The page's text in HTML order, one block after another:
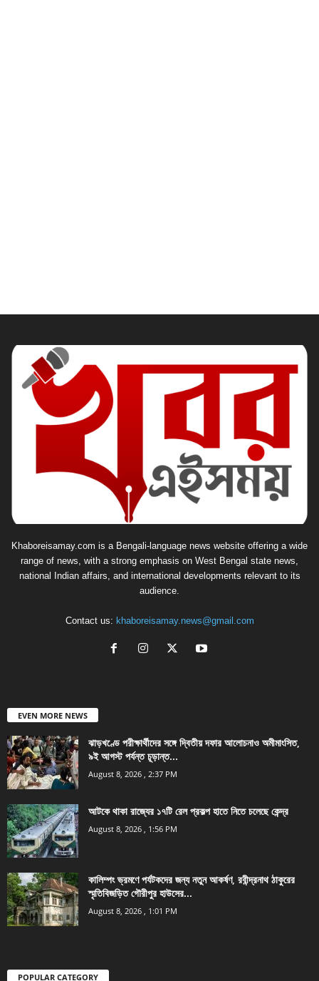
Khaboreisamay.com is a Bengali-language news website offering a wide
range of news, with a strong emphasis on West Bengal state news,
national Indian affairs, and international developments relevant to its
audience.
Contact us: khaboreisamay.news@gmail.com
EVEN MORE NEWS
ঝাড়খণ্ডে পরীক্ষার্থীদের সঙ্গে দ্বিতীয় দফার আলোচনাও অমীমাংসিত,
৯ই আগস্ট পর্যন্ত চূড়ান্ত...
August 8, 2026 , 2:37 PM
আটকে থাকা রাজ্যের ১৭টি রেল প্রকল্প হাতে নিতে চলেছে কেন্দ্র
August 8, 2026 , 1:56 PM
কালিম্পং ভ্রমণে পর্যটকদের জন্য নতুন আকর্ষণ, রবীন্দ্রনাথ ঠাকুরের
স্মৃতিবিজড়িত গৌরীপুর হাউসের...
August 8, 2026 , 1:01 PM
POPULAR CATEGORY